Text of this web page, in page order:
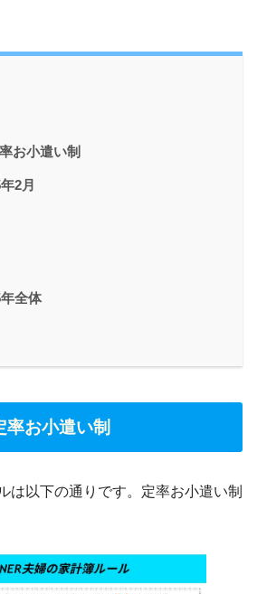
お小遣い制
2月
全体
お小遣い制
は以下の通りです。定率お小遣い制